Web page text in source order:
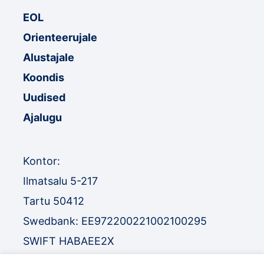
EOL
Orienteerujale
Alustajale
Koondis
Uudised
Ajalugu
Kontor:
Ilmatsalu 5-217
Tartu 50412
Swedbank: EE972200221002100295
SWIFT HABAEE2X